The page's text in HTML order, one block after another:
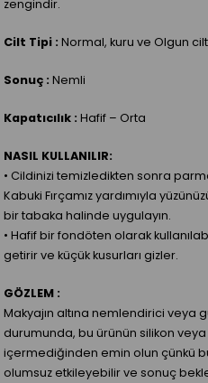
zengindir.
Cilt Tipi : Normal, kuru ve Olgun
Sonuç :Nemli
Kapatıcılık : Hafif – Orta
NASIL KULLANILIR:
• Cildinizi temizledikten sonra
Kabuki Fırçamız yardımıyla
bir tabaka halinde uygulayın.
• Hafif bir fondöten olarak
getirir ve küçük kusurları gizler.
GÖZLEM :
Makyajın altına nemlendirici veya
durumunda, bu ürünün silikon
içermediğinden emin olun çünkü
olumsuz etkileyebilir ve sonuç